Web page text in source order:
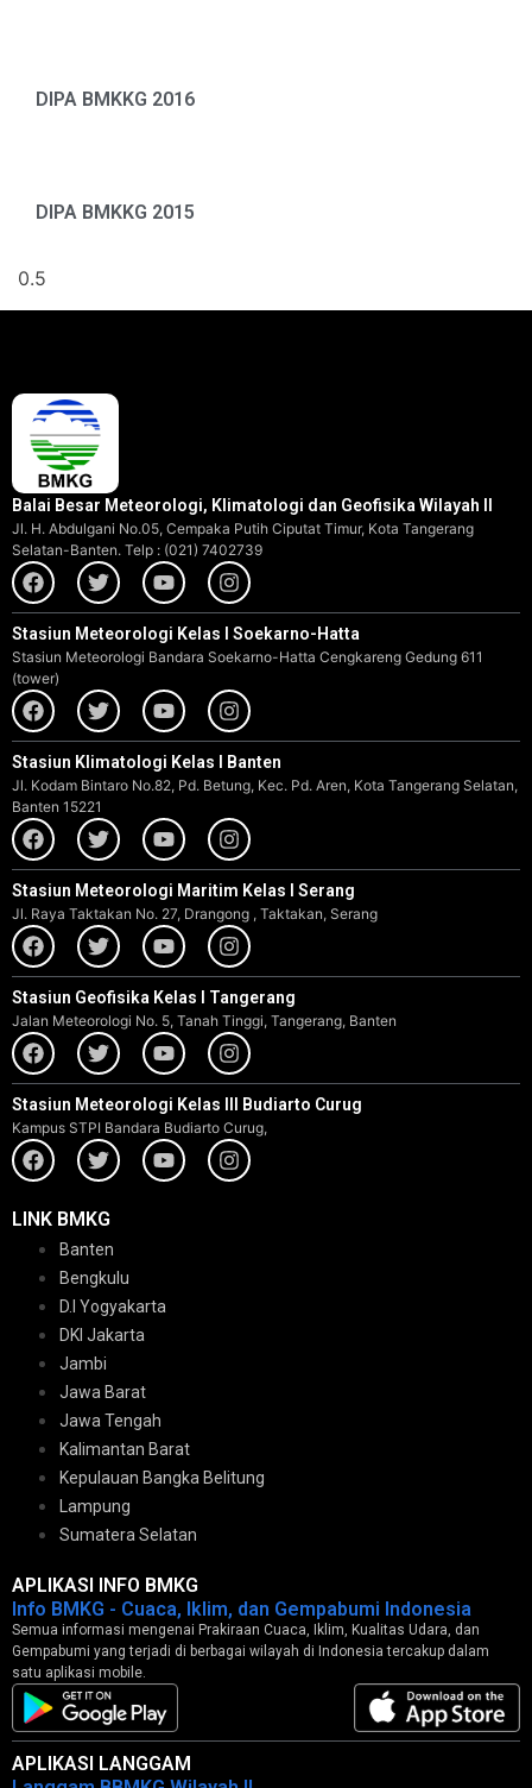
DIPA BMKKG 2016
DIPA BMKKG 2015
Balai Besar Meteorologi, Klimatologi dan Geofisika Wilayah II
Jl. H. Abdulgani No.05, Cempaka Putih Ciputat Timur, Kota Tangerang
Selatan-Banten. Telp : (021) 7402739
Stasiun Meteorologi Kelas I Soekarno-Hatta
Stasiun Meteorologi Bandara Soekarno-Hatta Cengkareng Gedung 611
(tower)
Stasiun Klimatologi Kelas I Banten
Jl. Kodam Bintaro No.82, Pd. Betung, Kec. Pd. Aren, Kota Tangerang Selatan,
Banten 15221
Stasiun Meteorologi Maritim Kelas I Serang
Jl. Raya Taktakan No. 27, Drangong , Taktakan, Serang
Stasiun Geofisika Kelas I Tangerang
Jalan Meteorologi No. 5, Tanah Tinggi, Tangerang, Banten
Stasiun Meteorologi Kelas III Budiarto Curug
Kampus STPI Bandara Budiarto Curug,
LINK BMKG
Banten
Bengkulu
D.I Yogyakarta
DKI Jakarta
Jambi
Jawa Barat
Jawa Tengah
Kalimantan Barat
Kepulauan Bangka Belitung
Lampung
Sumatera Selatan
APLIKASI INFO BMKG
Info BMKG - Cuaca, Iklim, dan Gempabumi Indonesia
Semua informasi mengenai Prakiraan Cuaca, Iklim, Kualitas Udara, dan
Gempabumi yang terjadi di berbagai wilayah di Indonesia tercakup dalam
satu aplikasi mobile.
APLIKASI LANGGAM